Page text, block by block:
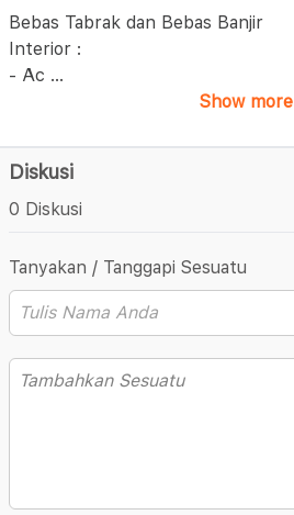
Bebas Tabrak dan Bebas Banjir
Interior :
- Ac ...
Show more
Diskusi
0 Diskusi
Tanyakan / Tanggapi Sesuatu